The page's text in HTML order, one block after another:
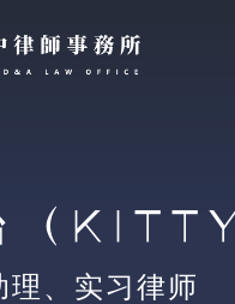
（KITTY
理、实习律师